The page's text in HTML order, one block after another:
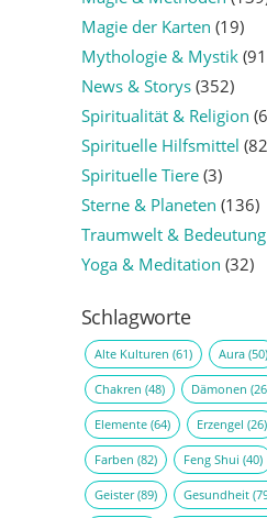
Magie der Karten (19)
Mythologie & Mystik
News & Storys(352)
Spiritualität & Religion
Spirituelle Hilfsmittel
Spirituelle Tiere(3)
Sterne & Planeten (136)
Traumwelt & Bedeutung
Yoga & Meditation (32)
Schlagworte
Alte Kulturen (61) Aura(50)
Chakren (48) Dämonen
Elemente(64) Erzengel (26)
Farben (82) Feng Shui (40)
Geister(89) Gesundheit